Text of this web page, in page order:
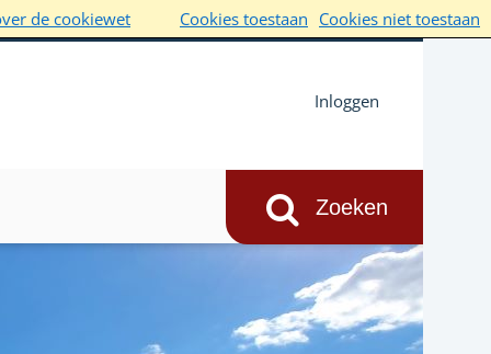
de cookiewet Cookies toestaan Cookies niet toestaan
Inloggen